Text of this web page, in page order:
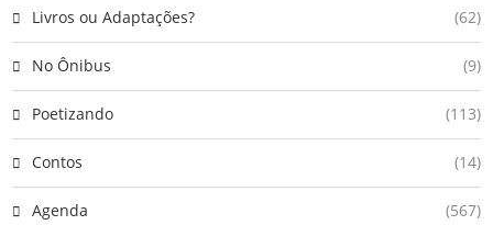
Livros ou Adaptações? (62)
No Ônibus (9)
Poetizando (113)
Contos (14)
Agenda (567)